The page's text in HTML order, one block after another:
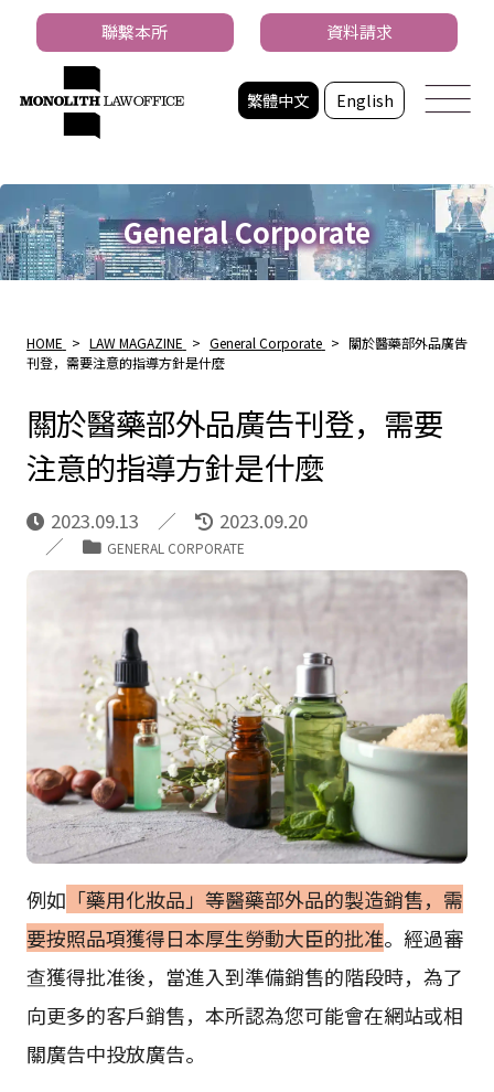
繁體中文 English
聯繫本所 資料請求
General Corporate
HOME > LAW MAGAZINE > General Corporate > 關於醫藥部外品廣告
刊登，需要注意的指導方針是什麼
關於醫藥部外品廣告刊登，需要
注意的指導方針是什麼
2023.09.13 2023.09.20
GENERAL CORPORATE
例如 「藥用化妝品」等醫藥部外品的製造銷售，需
要按照品項獲得日本厚生勞動大臣的批准。經過審
查獲得批准後，當進入到準備銷售的階段時，為了
向更多的客戶銷售，本所認為您可能會在網站或相
關廣告中投放廣告。